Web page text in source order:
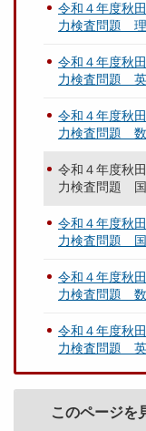
令和４年度秋
力検査問題
令和４年度秋
力検査問題
令和４年度秋
力検査問題
令和４年度秋
力検査問題
令和４年度秋
力検査問題
令和４年度秋
力検査問題
令和４年度秋
力検査問題
このページを